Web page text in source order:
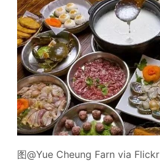
图@Yue Cheung Farn via Flickr